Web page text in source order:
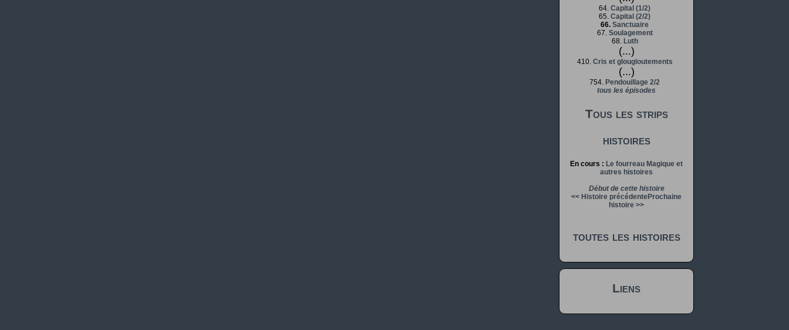
64. Capital (1/2)
65. Capital (2/2)
66. Sanctuaire
67. Soulagement
68. Luth
(...)
410. Cris et glougloutements
(...)
754. Pendouillage 2/2
tous les épisodes
Tous les strips
histoires
En cours : Le fourreau Magique et
autres histoires
Début de cette histoire
<< Histoire précédenteProchaine
histoire >>
toutes les histoires
Liens